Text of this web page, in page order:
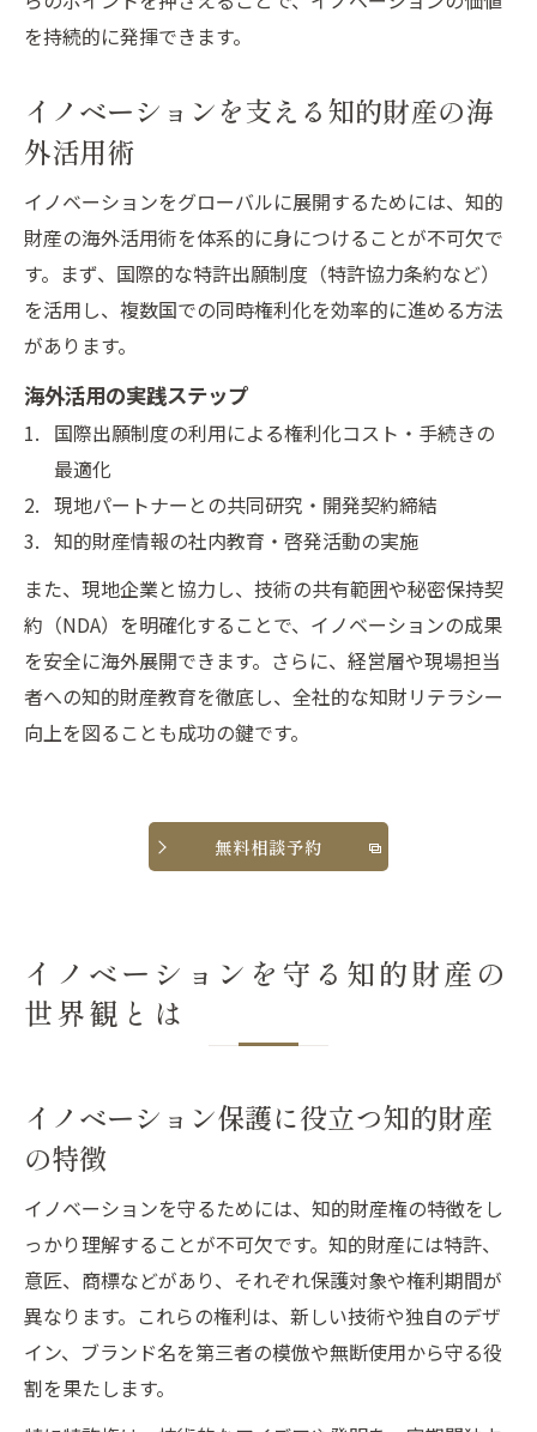
を持続的に発揮できます。
イノベーションを支える知的財産の海
外活用術
イノベーションをグローバルに展開するためには、知的
財産の海外活用術を体系的に身につけることが不可欠で
す。まず、国際的な特許出願制度（特許協力条約など）
を活用し、複数国での同時権利化を効率的に進める方法
があります。
海外活用の実践ステップ
国際出願制度の利用による権利化コスト・手続きの
最適化
現地パートナーとの共同研究・開発契約締結
知的財産情報の社内教育・啓発活動の実施
また、現地企業と協力し、技術の共有範囲や秘密保持契
約（NDA）を明確化することで、イノベーションの成果
を安全に海外展開できます。さらに、経営層や現場担当
者への知的財産教育を徹底し、全社的な知財リテラシー
向上を図ることも成功の鍵です。
無料相談予約
イノベーションを守る知的財産の
世界観とは
イノベーション保護に役立つ知的財産
の特徴
イノベーションを守るためには、知的財産権の特徴をし
っかり理解することが不可欠です。知的財産には特許、
意匠、商標などがあり、それぞれ保護対象や権利期間が
異なります。これらの権利は、新しい技術や独自のデザ
イン、ブランド名を第三者の模倣や無断使用から守る役
割を果たします。